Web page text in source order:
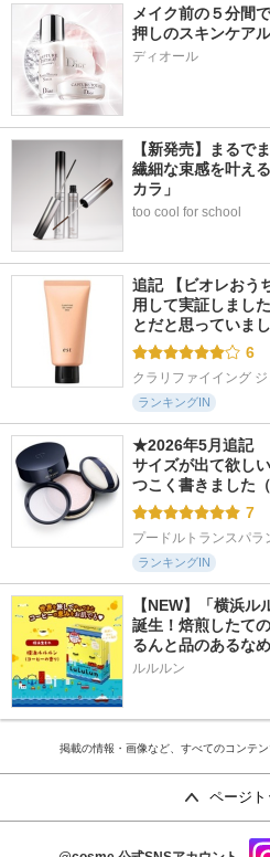
メイク前の５分間
押しのスキンケア
ディオール
【新発売】まるで
繊細な束感を叶え
カラ」
too cool for school
追記 【ビオレおう
用して実証しまし
とだと思っていま
6
クラリファイイング
ランキングIN
★2026年5月追記
サイズが出て欲し
つこく書きました
7
プードルトランスパラ
ランキングIN
【NEW】「横浜
誕生！焙煎したて
るんと品のあるな
ルルルン
掲載の情報・画像など、すべてのコンテ
ページト